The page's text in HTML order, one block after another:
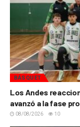
BÁSQUET
Los Andes
avanzó a la fase
08/08/2026 10